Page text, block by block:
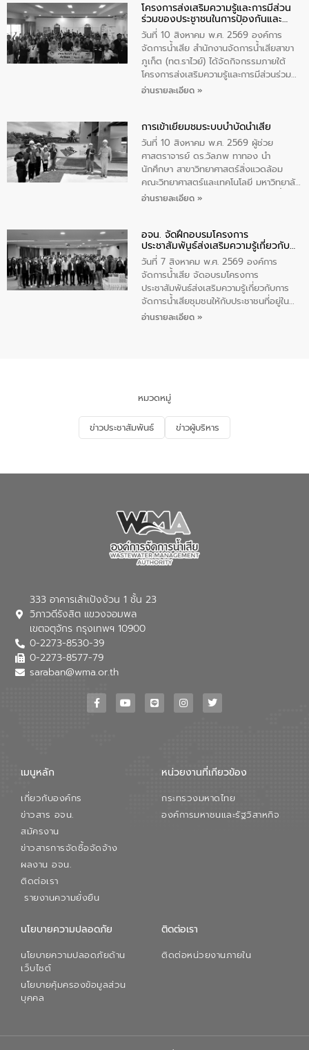
ความรู้แก่อาสาสมัครท้องถิ่นรักษ์โลก อาสา
สมัครสาธารณสุขประจำหมู่บ้าน และ
ประชาชนผู้ที่สนใจเข้าร่วม จำนวน 80 คน
เพื่อส่งเสริมความรู้ด้านการจัดการน้ำเสีย
การบำบัดน้ำเสียเบื้องต้นในครัวเรือน และ
สร้างจิตสำนึกในการอนุรักษ์สิ่งแวดล้อม ใน
การนี้ นายเทมส์ ไกรทัศน์ นายกเทศมนตรี
โครงการส่งเสริมความรู้และการมีส่วน
ร่วมของประชาชนในการป้องกันและ
แก้ไขปัญหาน้ำเสียอย่างยั่งยืน
วันที่ 10 สิงหาคม พ.ศ. 2569 องค์การ
จัดการน้ำเสีย สำนักงานจัดการน้ำเสียสาขา
ภูเก็ต (ทต.ราไวย์) ได้จัดกิจกรรมภายใต้
โครงการส่งเสริมความรู้และการมีส่วนร่วม
ของประชาชนในการป้องกันและแก้ไขปัญหา
ความรู้แก่นักเรียนชั้นมัธยมปีที่ 1 โรงเรียน
วัดสว่างอารมณ์ ในเขตเทศบาลตำบลราไวย์
เพื่อส่งเสริมความรู้ด้านการจัดการน้ำเสีย
การบำบัดน้ำเสียเบื้องต้นในครัวเรือน และ
สร้างจิตสำนึกในการอนุรักษ์สิ่งแวดล้อม ใน
การนี้ นายเทมส์ ไกรทัศน์ นายกเทศมนตรี
อ่านรายละเอียด »
การเข้าเยี่ยมชมระบบบำบัดน้ำเสีย
วันที่ 10 สิงหาคม พ.ศ. 2569 ผู้ช่วย
ศาสตราจารย์ ดร.วัลภพ ทาทอง นำ
นักศึกษา สาขาวิทยาศาสตร์สิ่งแวดล้อม
คณะวิทยาศาสตร์และเทคโนโลยี มหาวิทยาลัย
ราชภัฏเลย เข้าศึกษาดูงานระบบบำบัดน้ำเสีย
วิศวกร ให้การต้อนรับ และบรรยายให้ความ
รู้
อ่านรายละเอียด »
อจน. จัดฝึกอบรมโครงการ
ประชาสัมพันธ์ส่งเสริมความรู้เกี่ยวกับ
การจัดการน้ำเสีย
วันที่ 7 สิงหาคม พ.ศ. 2569 องค์การ
จัดการน้ำเสีย จัดอบรมโครงการ
ประชาสัมพันธ์ส่งเสริมความรู้เกี่ยวกับการ
จัดการน้ำเสียชุมชนให้กับประชาชนที่อยู่ใน
เขตพื้นที่เทศบาลเมืองอุทัยธานี จำนวน 100
อ่านรายละเอียด »
หมวดหมู่
ข่าวประชาสัมพันธ์ ข่าวผู้บริหาร
333 อาคารเล้าเป้งง้วน 1 ชั้น 23
วิภาวดีรังสิต แขวงจอมพล
เขตจตุจักร กรุงเทพฯ 10900
0-2273-8530-39
0-2273-8577-79
saraban@wma.or.th
เมนูหลัก
เกี่ยวกับองค์กร
ข่าวสาร อจน.
สมัครงาน
ข่าวสารการจัดซื้อจัดจ้าง
ผลงาน อจน.
ติดต่อเรา
รายงานความยั่งยืน
หน่วยงานที่เกียวข้อง
กระทรวงมหาดไทย
องค์การมหาชนและรัฐวิสาหกิจ
นโยบายความปลอดภัย
นโยบายความปลอดภัยด้าน
เว็บไซต์
นโยบายคุ้มครองข้อมูลส่วน
บุคคล
ติดต่อเรา
ติดต่อหน่วยงานภายใน